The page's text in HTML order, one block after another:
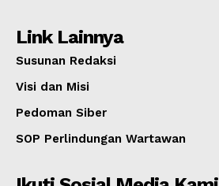
Link Lainnya
Susunan Redaksi
Visi dan Misi
Pedoman Siber
SOP Perlindungan Wartawan